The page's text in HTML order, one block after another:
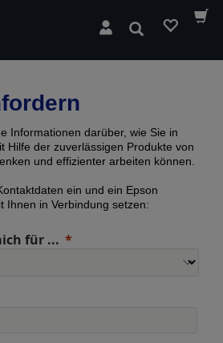
Suchen
Informationen darüber, wie Sie in
Hilfe der zuverlässigen Produkte von
und effizienter arbeiten können.
ein und ein Epson
Ihnen in Verbindung setzen:
für ...